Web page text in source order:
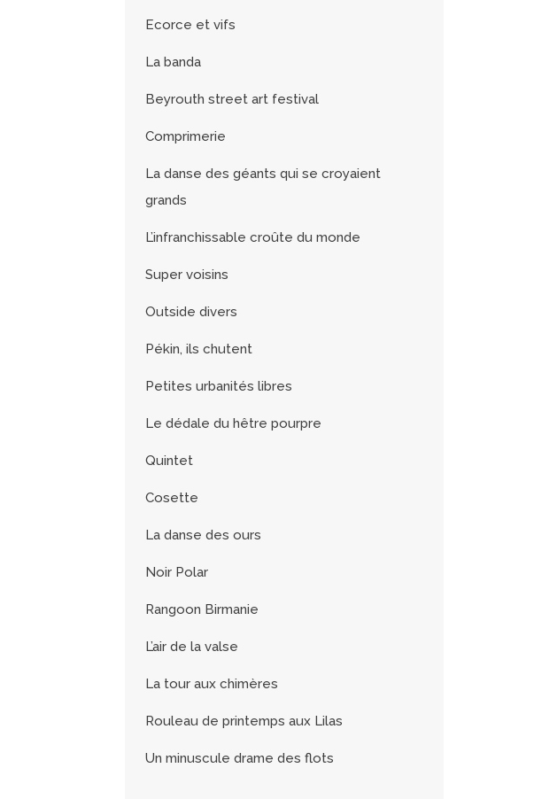
Ecorce et vifs
La banda
Beyrouth street art festival
Comprimerie
La danse des géants qui se croyaient
grands
L’infranchissable croûte du monde
Super voisins
Outside divers
Pékin, ils chutent
Petites urbanités libres
Le dédale du hêtre pourpre
Quintet
Cosette
La danse des ours
Noir Polar
Rangoon Birmanie
L’air de la valse
La tour aux chimères
Rouleau de printemps aux Lilas
Un minuscule drame des flots